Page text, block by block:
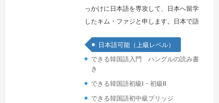
っかけに日本語を専攻して、日本へ留学
したキム・ファジと申します。日本で語
すが「母国語について深く理解している
人が、外国語も得意だ」ということに気
づき、韓国に戻ってから韓国語も専攻し
ました。日本語と韓国語両方を専攻した
私だからこそ、特に外国語学習者の気持
日本語可能（上級レベル）
できる韓国語入門 ハングルの読み書
き
できる韓国語初級Ⅰ・初級Ⅱ
できる韓国語初中級ブリッジ